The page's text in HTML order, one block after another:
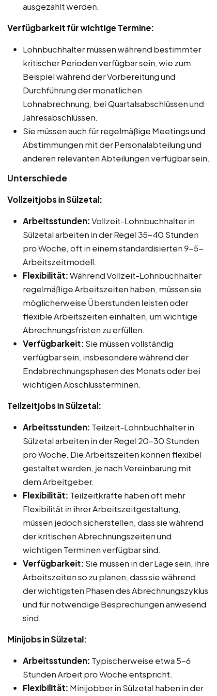
ausgezahlt werden.
Verfügbarkeit für wichtige Termine:
Lohnbuchhalter müssen während bestimmter
kritischer Perioden verfügbar sein, wie zum
Beispiel während der Vorbereitung und
Durchführung der monatlichen
Lohnabrechnung, bei Quartalsabschlüssen und
Jahresabschlüssen.
Sie müssen auch für regelmäßige Meetings und
Abstimmungen mit der Personalabteilung und
anderen relevanten Abteilungen verfügbar sein.
Unterschiede
Vollzeitjobs in Sülzetal:
Arbeitsstunden:Vollzeit-Lohnbuchhalter in
Sülzetal arbeiten in der Regel 35-40 Stunden
pro Woche, oft in einem standardisierten 9-5-
Arbeitszeitmodell.
Flexibilität:Während Vollzeit-Lohnbuchhalter
regelmäßige Arbeitszeiten haben, müssen sie
möglicherweise Überstunden leisten oder
flexible Arbeitszeiten einhalten, um wichtige
Abrechnungsfristen zu erfüllen.
Verfügbarkeit: Sie müssen vollständig
verfügbar sein, insbesondere während der
Endabrechnungsphasen des Monats oder bei
wichtigen Abschlussterminen.
Teilzeitjobs in Sülzetal:
Arbeitsstunden: Teilzeit-Lohnbuchhalter in
Sülzetal arbeiten in der Regel 20-30 Stunden
pro Woche. Die Arbeitszeiten können flexibel
gestaltet werden, je nach Vereinbarung mit
dem Arbeitgeber.
Flexibilität: Teilzeitkräfte haben oft mehr
Flexibilität in ihrer Arbeitszeitgestaltung,
müssen jedoch sicherstellen, dass sie während
der kritischen Abrechnungszeiten und
wichtigen Terminen verfügbar sind.
Verfügbarkeit: Sie müssen in der Lage sein, ihre
Arbeitszeiten so zu planen, dass sie während
der wichtigsten Phasen des Abrechnungszyklus
und für notwendige Besprechungen anwesend
sind.
Minijobs in Sülzetal:
Arbeitsstunden: Typischerweise etwa 5-6
Stunden Arbeit pro Woche entspricht.
Flexibilität: Minijobber in Sülzetal haben in der